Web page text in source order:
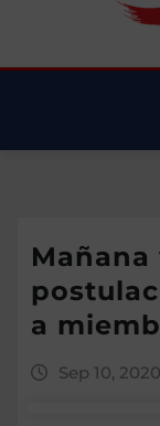
a
Sep 10, 2020